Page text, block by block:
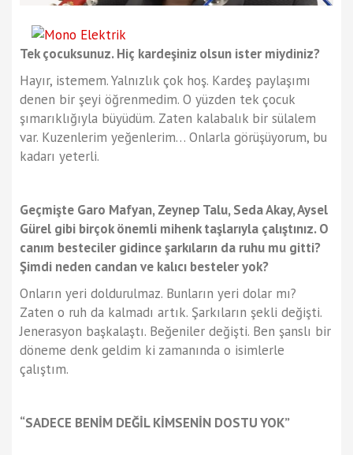
Tek çocuksunuz. Hiç kardeşiniz olsun ister miydiniz?
Hayır, istemem. Yalnızlık çok hoş. Kardeş paylaşımı
denen bir şeyi öğrenmedim. O yüzden tek çocuk
şımarıklığıyla büyüdüm. Zaten kalabalık bir sülalem
var. Kuzenlerim yeğenlerim… Onlarla görüşüyorum, bu
kadarı yeterli.
Geçmişte Garo Mafyan, Zeynep Talu, Seda Akay, Aysel
Gürel gibi birçok önemli mihenk taşlarıyla çalıştınız. O
canım besteciler gidince şarkıların da ruhu mu gitti?
Şimdi neden candan ve kalıcı besteler yok?
Onların yeri doldurulmaz. Bunların yeri dolar mı?
Zaten o ruh da kalmadı artık. Şarkıların şekli değişti.
Jenerasyon başkalaştı. Beğeniler değişti. Ben şanslı bir
döneme denk geldim ki zamanında o isimlerle
çalıştım.
“SADECE BENİM DEĞİL KİMSENİN DOSTU YOK”